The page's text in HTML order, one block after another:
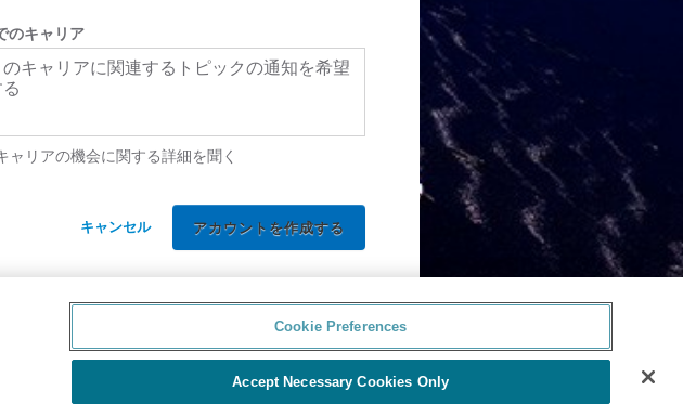
のキャリア
のキャリアに関連するトピックの通知を希望
ャリアの機会に関する詳細を聞く
キャンセル
Cookie Preferences
Accept Necessary Cookies Only